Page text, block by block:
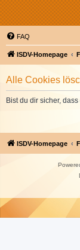
FAQ
ISDV-Homepage
Alle Cookies
Bist du dir sicher,
ISDV-Homepage